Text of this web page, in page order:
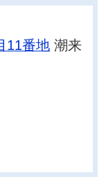
11番地 潮来